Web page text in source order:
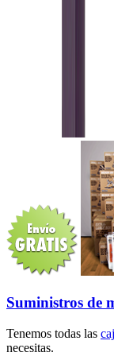
Suministros de
Tenemos todas las
necesitas.